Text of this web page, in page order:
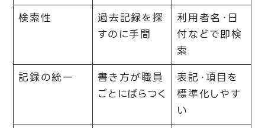
検索性
過去記録を探
すのに手間
利用者名・日
付などで即検
索
記録の統一
書き方が職員
ごとにばらつく
表記・項目を
標準化しやす
い